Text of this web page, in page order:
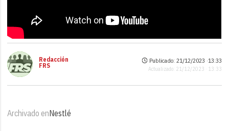
Redacción
FRS
Publicado: 21/12/2023 ·13:33
Actualizado: 21/12/2023 · 13:33
Archivado enNestlé